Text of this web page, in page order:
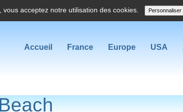
acceptez notre utilisation des cookies. Personnaliser
Accueil France Europe USA